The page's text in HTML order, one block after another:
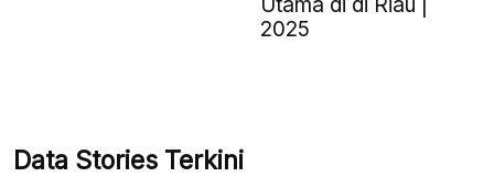
2025
Data Stories Terkini